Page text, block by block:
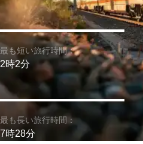
最も短い旅行時間：
2時2分
最も長い旅行時間：
7時28分